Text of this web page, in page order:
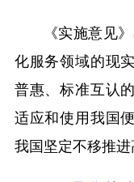
《实施意见
化服务领域的现
普惠、标准互认
适应和使用我国
我国坚定不移推进